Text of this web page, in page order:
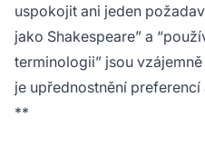
uspokojit ani jeden
jako Shakespeare” a
terminologii” jsou
je upřednostnění
**